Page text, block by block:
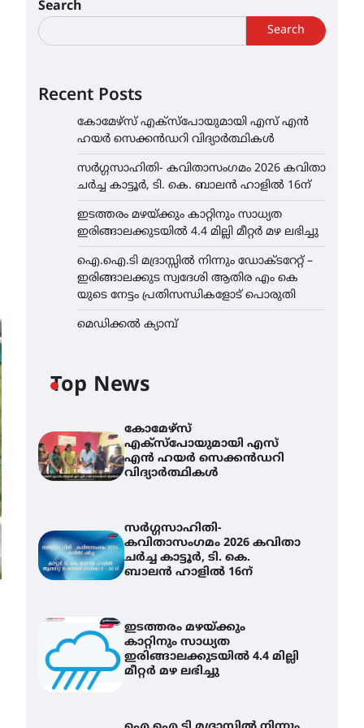
Search
Search
Recent Posts
കോമേഴ്സ് എക്സ്പോയുമായി എസ് എൻ
ഹയർ സെക്കൻഡറി വിദ്യാർത്ഥികൾ
സർഗ്ഗസാഹിതി- കവിതാസംഗമം 2026 കവിതാ
ചർച്ച കാട്ടൂർ, ടി. കെ. ബാലൻ ഹാളിൽ 16ന്
ഇടത്തരം മഴയ്ക്കും കാറ്റിനും സാധ്യത
ഇരിങ്ങാലക്കുടയിൽ 4.4 മില്ലി മീറ്റർ മഴ ലഭിച്ചു
ഐ.ഐ.ടി മദ്രാസ്സിൽ നിന്നും ഡോക്ടറേറ്റ് –
ഇരിങ്ങാലക്കുട സ്വദേശി ആതിര എം കെ
യുടെ നേട്ടം പ്രതിസന്ധികളോട് പൊരുതി
മെഡിക്കൽ ക്യാമ്പ്
Top News
കോമേഴ്സ്
എക്സ്പോയുമായി എസ്
എൻ ഹയർ സെക്കൻഡറി
വിദ്യാർത്ഥികൾ
സർഗ്ഗസാഹിതി-
കവിതാസംഗമം 2026 കവിതാ
ചർച്ച കാട്ടൂർ, ടി. കെ.
ബാലൻ ഹാളിൽ 16ന്
ഇടത്തരം മഴയ്ക്കും
കാറ്റിനും സാധ്യത
ഇരിങ്ങാലക്കുടയിൽ 4.4 മില്ലി
മീറ്റർ മഴ ലഭിച്ചു